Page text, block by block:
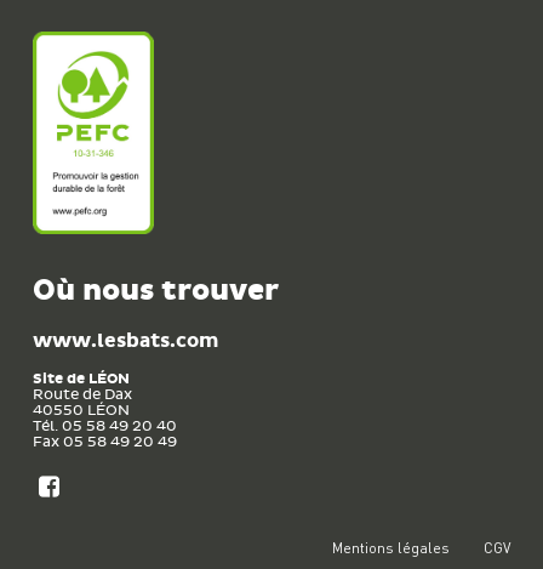
Où nous trouver
www.lesbats.com
Site de LÉON
Route de Dax
40550 LÉON
Tél. 05 58 49 20 40
Fax 05 58 49 20 49
Mentions légales CGV